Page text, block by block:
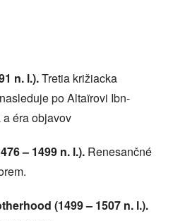
n. l.).Tretia križiacka
po Altaïrovi Ibn-
éra objavov
– 1499 n. l.). Renesančné
(1499 – 1507 n. l.).